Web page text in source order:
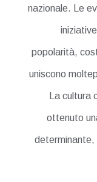
nazionale. Le
popolarità,
uniscono
La cultura
ottenuto
determinante,